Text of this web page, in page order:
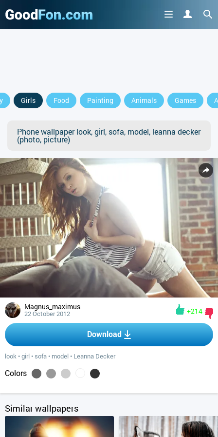
Girls Food Painting Animals Games
Phone wallpaper look, girl, sofa, model, leanna decker
(photo, picture)
Magnus_maximus
22 October 2012 +214
Download
look •girl • sofa • model • Leanna Decker
Colors
Similar wallpapers